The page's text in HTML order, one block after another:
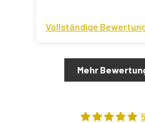
Vollständige
Mehr